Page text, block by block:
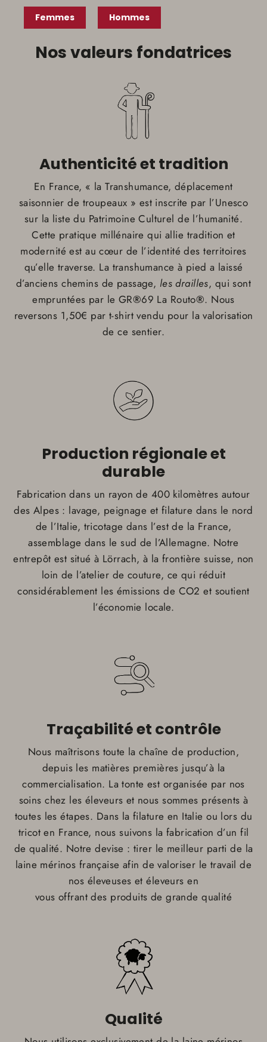
Femmes Hommes
Nos valeurs fondatrices
Authenticité et tradition
En France, « la Transhumance, déplacement
saisonnier de troupeaux » est inscrite par l’Unesco
sur la liste du Patrimoine Culturel de l’humanité.
Cette pratique millénaire qui allie tradition et
modernité est au cœur de l’identité des territoires
qu’elle traverse. La transhumance à pied a laissé
d’anciens chemins de passage, les drailles, qui sont
empruntées par le GR®69 La Routo®. Nous
reversons 1,50€ par t-shirt vendu pour la valorisation
de ce sentier.
Production régionale et
durable
Fabrication dans un rayon de 400 kilomètres autour
des Alpes : lavage, peignage et filature dans le nord
de l’Italie, tricotage dans l’est de la France,
assemblage dans le sud de l’Allemagne. Notre
entrepôt est situé à Lörrach, à la frontière suisse, non
loin de l’atelier de couture, ce qui réduit
considérablement les émissions de CO2 et soutient
l’économie locale.
Traçabilité et contrôle
Nous maîtrisons toute la chaîne de production,
depuis les matières premières jusqu’à la
commercialisation. La tonte est organisée par nos
soins chez les éleveurs et nous sommes présents à
toutes les étapes. Dans la filature en Italie ou lors du
tricot en France, nous suivons la fabrication d’un fil
de qualité. Notre devise : tirer le meilleur parti de la
laine mérinos française afin de valoriser le travail de
nos éleveuses et éleveurs en
vous offrant des produits de grande qualité
Qualité